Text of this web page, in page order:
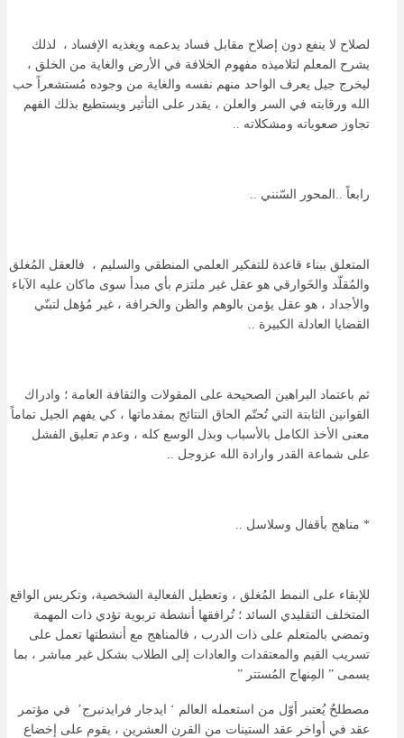
لصلاح لا ينفع دون إصلاح مقابل فساد يدعمه ويغذيه الإفساد ، لذلك
يشرح المعلم لتلاميذه مفهوم الخلافة في الأرض والغاية من الخلق ،
ليخرج جيل يعرف الواحد منهم نفسه والغاية من وجوده مُستشعراً حب
الله ورقابته في السر والعلن ، يقدر على التأثير ويستطيع بذلك الفهم
تجاوز صعوباته ومشكلاته ..
رابعاً ..المحور السّنني ..
المتعلق ببناء قاعدة للتفكير العلمي المنطقي والسليم ، فالعقل المُغلق
والمُقلّد والخَوارقي هو عقل غير ملتزم بأي مبدأ سوى ماكان عليه الآباء
والأجداد ، هو عقل يؤمن بالوهم والظن والخرافة ، غير مُؤهل لتبنّي
القضايا العادلة الكبيرة ..
ثم باعتماد البراهين الصحيحة على المقولات والثقافة العامة ؛ وادراك
القوانين الثابتة التي تُحتّم الحاق النتائج بمقدماتها ، كي يفهم الجيل تماماً
معنى الأخذ الكامل بالأسباب وبذل الوسع كله ، وعدم تعليق الفشل
على شماعة القدر وارادة الله عزوجل ..
* مناهج بأقفال وسلاسل ..
للإبقاء على النمط المُغلق ، وتعطيل الفعالية الشخصية، وتكريس الواقع
المتخلف التقليدي السائد ؛ تُرافقها أنشطة تربوية تؤدي ذات المهمة
وتمضي بالمتعلم على ذات الدرب ، فالمناهج مع أنشطتها تعمل على
تسريب القيم والمعتقدات والعادات إلى الطلاب بشكل غير مباشر ، بما
يسمى ” المِنهاج المُستتر ”
مصطلحٌ يُعتبر أوّل من استعمله العالم ‘ ايدجار فرايدنبرج’ في مؤتمر
عقد في أواخر عقد الستينات من القرن العشرين ، يقوم على إخضاع